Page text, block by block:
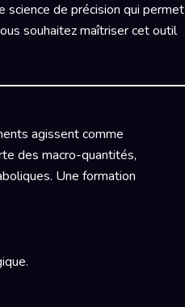
science de précision qui permet
souhaitez maîtriser cet outil
agissent comme
des macro-quantités,
Une formation